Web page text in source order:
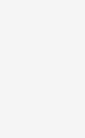
å
et nytt lån som
over
å pusse opp,